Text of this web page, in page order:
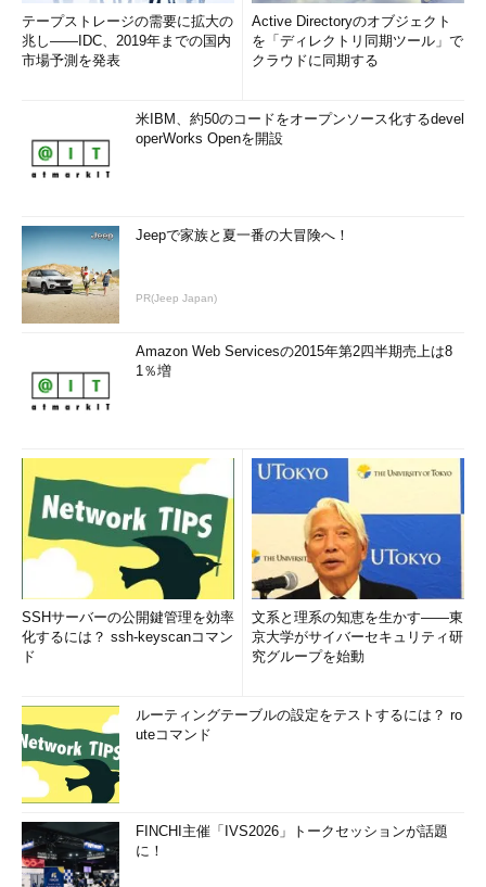
テープストレージの需要に拡大の
兆し――IDC、2019年までの国内
市場予測を発表
Active Directoryのオブジェクト
を「ディレクトリ同期ツール」で
クラウドに同期する
米IBM、約50のコードをオープンソース化するdevel
operWorks Openを開設
Jeepで家族と夏一番の大冒険へ！
PR(Jeep Japan)
Amazon Web Servicesの2015年第2四半期売上は8
1％増
SSHサーバーの公開鍵管理を効率
化するには？ ssh-keyscanコマン
ド
文系と理系の知恵を生かす――東
京大学がサイバーセキュリティ研
究グループを始動
ルーティングテーブルの設定をテストするには？ ro
uteコマンド
FINCHI主催「IVS2026」トークセッションが話題
に！